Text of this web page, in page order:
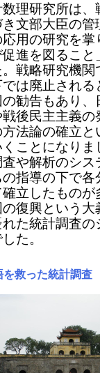
理研究所は、
き文部大臣の
応用の研究を
進を図ること
。戦略研究機
は廃止される
勧告もあり
後民主主義の
方法論の確立
くことになり
や解析のシ
の指導の下で
確立したもの
の復興という
れた統計調査
た。
を救った統計調査